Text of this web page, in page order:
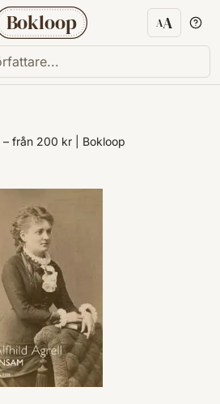
Bokloop AA
– från 200 kr | Bokloop